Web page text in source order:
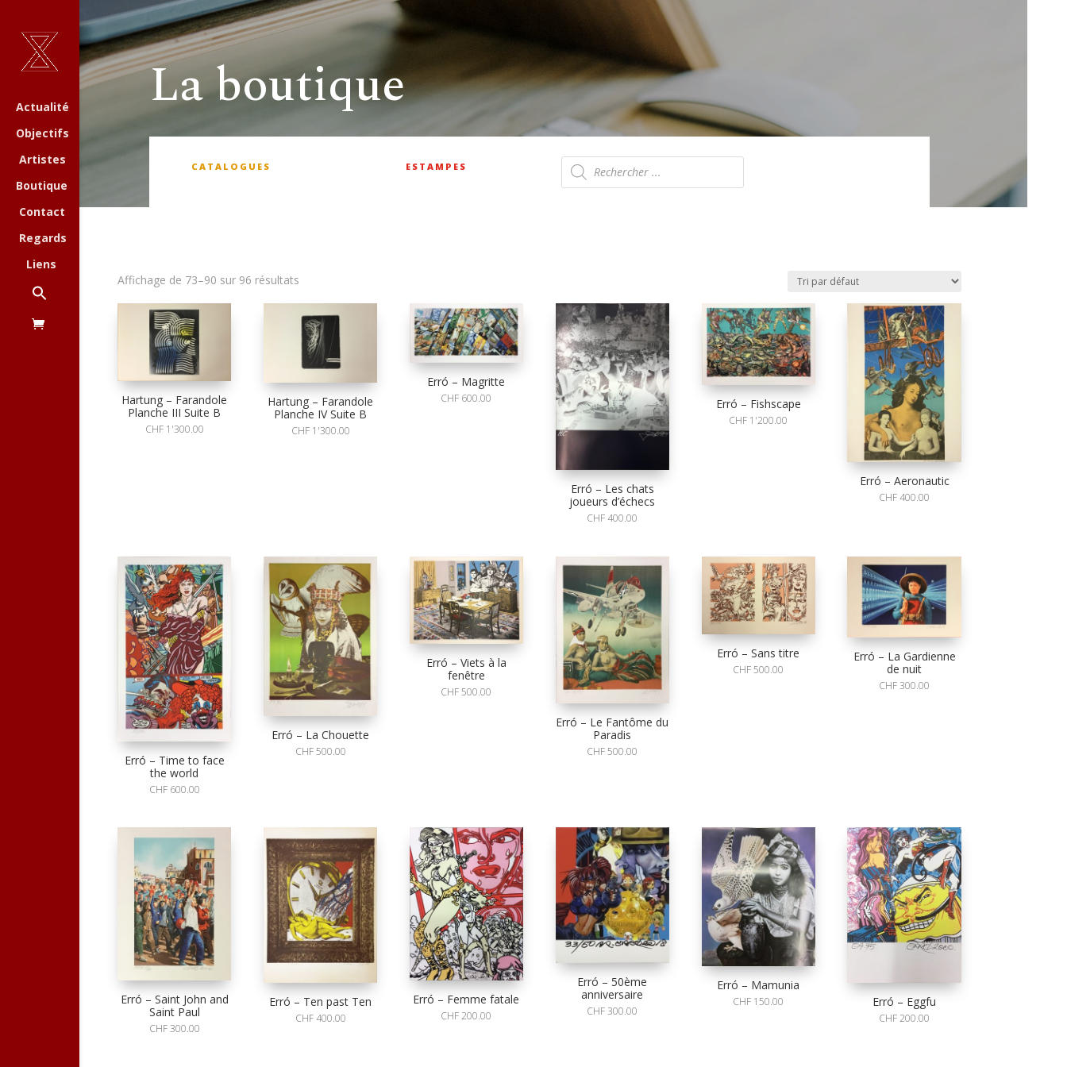
Actualité
Objectifs
Artistes
Boutique
Contact
Regards
Liens
La boutique
CATALOGUES ESTAMPES Recherche
de
produits
Affichage de 73–90 sur 96 résultats
Hartung – Farandole
Planche III Suite B
CHF1'300.00
Hartung – Farandole
Planche IV Suite B
CHF1'300.00
Erró – Magritte
CHF 600.00
Erró – Les chats
joueurs d’échecs
CHF400.00
Erró – Fishscape
CHF 1'200.00
Erró – Aeronautic
CHF400.00
Erró – Time to face
the world
CHF600.00
Erró – La Chouette
CHF500.00
Erró – Viets à la
fenêtre
CHF500.00
Erró – Le Fantôme du
Paradis
CHF500.00
Erró – Sans titre
CHF500.00
Erró – La Gardienne
de nuit
CHF300.00
Erró – Saint John and
Saint Paul
CHF300.00
Erró – Ten past Ten
CHF400.00
Erró – Femme fatale
CHF200.00
Erró – 50ème
anniversaire
CHF300.00
Erró – Mamunia
CHF 150.00 Erró – Eggfu
CHF200.00